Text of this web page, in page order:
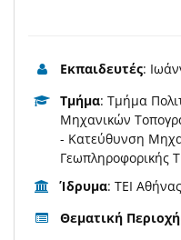
Εκπαιδευτές:
Τμήμα: Τμήμα
Μηχανικών
- Κατεύθυνση
Γεωπληροφορικής
Ίδρυμα: ΤΕΙ Αθήνας
Θεματική Περιοχή